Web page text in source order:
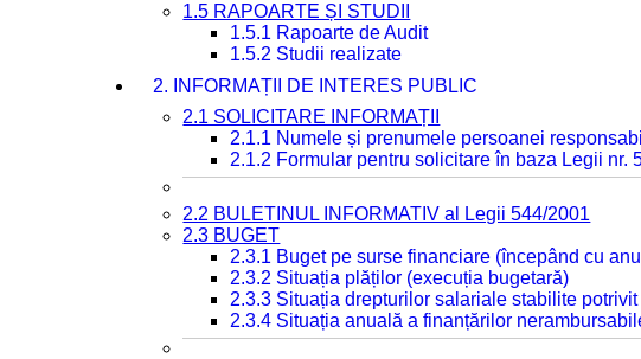
1.5 RAPOARTE ȘI STUDII
1.5.1 Rapoarte de Audit
1.5.2 Studii realizate
2. INFORMAȚII DE INTERES PUBLIC
2.1 SOLICITARE INFORMAȚII
2.1.1 Numele și prenumele persoanei
2.1.2 Formular pentru solicitare în baza Legii nr.
2.2 BULETINUL INFORMATIV al Legii 544/2001
2.3 BUGET
2.3.1 Buget pe surse financiare (începând cu
2.3.2 Situația plăților (execuția bugetară)
2.3.3 Situația drepturilor salariale stabilite
2.3.4 Situația anuală a finanțărilor